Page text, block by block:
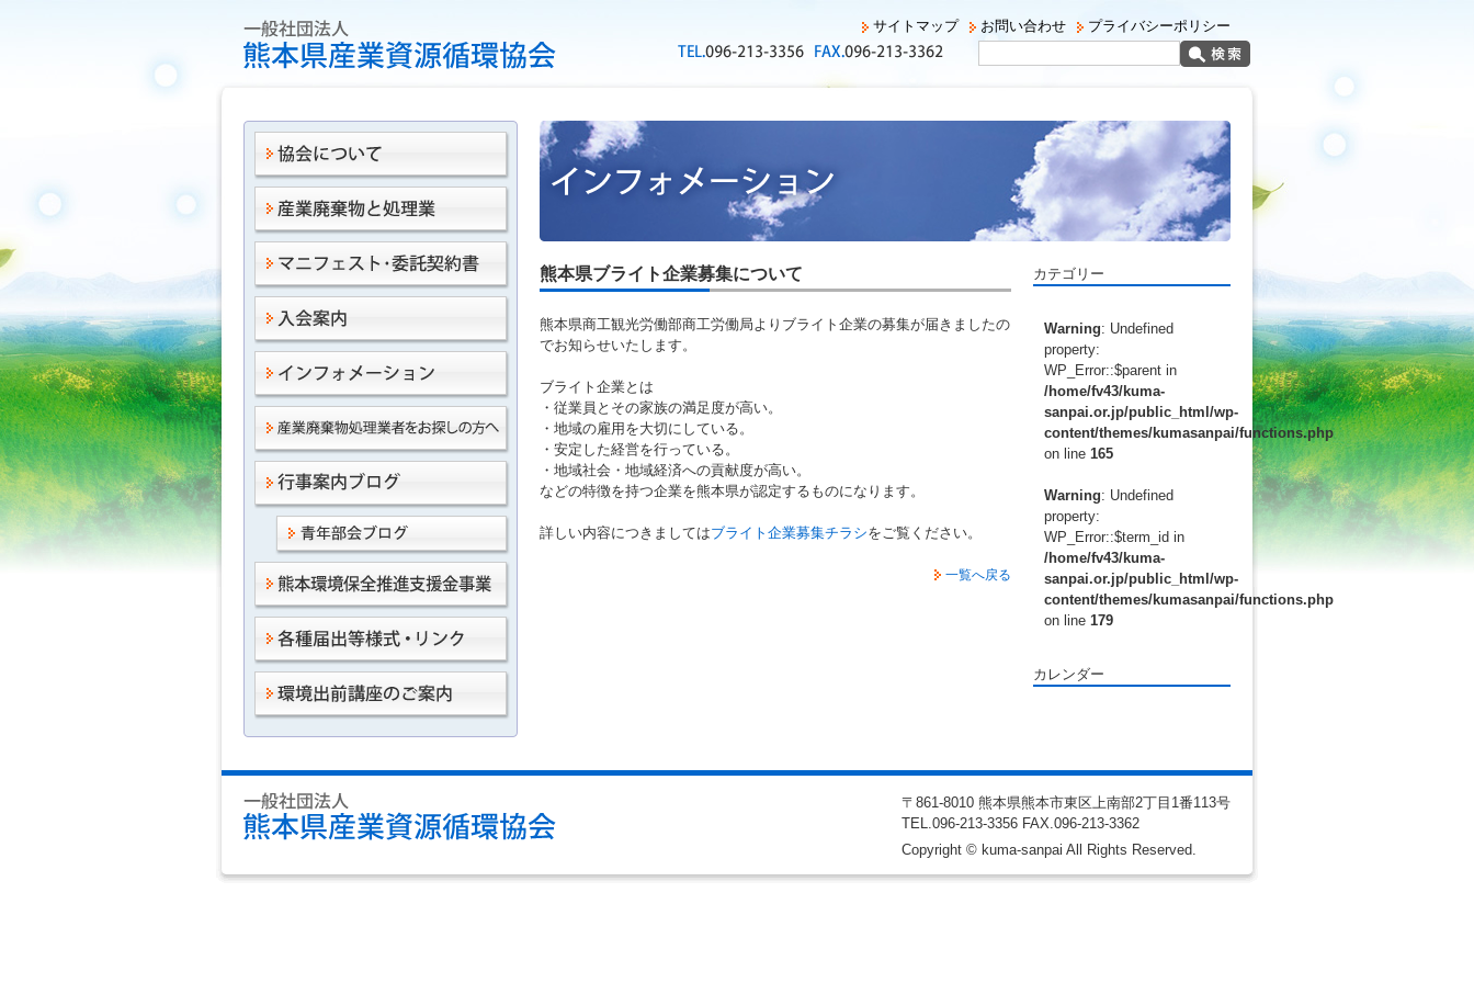
プライバシーポリシー
お問い合わせ
サイトマップ
熊本県ブライト企業募集について
熊本県商工観光労働部商工労働局よりブライト企業の募集が届きましたの
でお知らせいたします。
ブライト企業とは
・従業員とその家族の満足度が高い。
・地域の雇用を大切にしている。
・安定した経営を行っている。
・地域社会・地域経済への貢献度が高い。
などの特徴を持つ企業を熊本県が認定するものになります。
詳しい内容につきましてはブライト企業募集チラシをご覧ください。
一覧へ戻る
カテゴリー
Warning: Undefined
property:
WP_Error::$parent in
/home/fv43/kuma-
sanpai.or.jp/public_html/wp-
content/themes/kumasanpai/functions.php
on line 165
Warning: Undefined
property:
WP_Error::$term_id in
/home/fv43/kuma-
sanpai.or.jp/public_html/wp-
content/themes/kumasanpai/functions.php
on line 179
カレンダー
〒861-8010 熊本県熊本市東区上南部2丁目1番113号
TEL.096-213-3356 FAX.096-213-3362
Copyright © kuma-sanpai All Rights Reserved.